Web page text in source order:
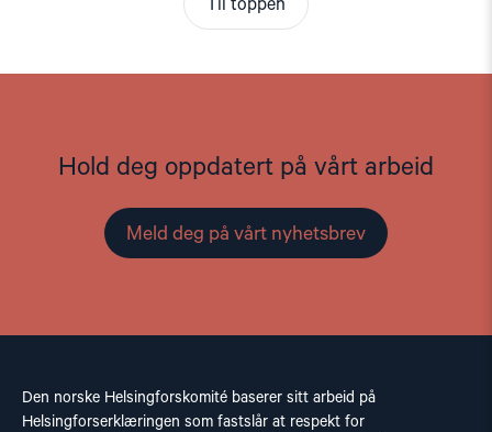
Til toppen
Hold deg oppdatert på vårt arbeid
Meld deg på vårt nyhetsbrev
Den norske Helsingforskomité baserer sitt arbeid på
Helsingforserklæringen som fastslår at respekt for